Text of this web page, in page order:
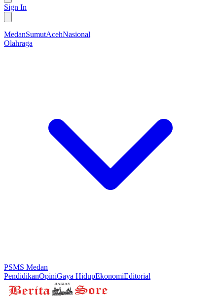
Sign In
MedanSumutAcehNasional
Olahraga
PSMS Medan
PendidikanOpiniGaya HidupEkonomiEditorial